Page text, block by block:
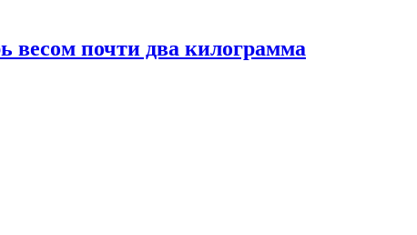
весом почти два килограмма